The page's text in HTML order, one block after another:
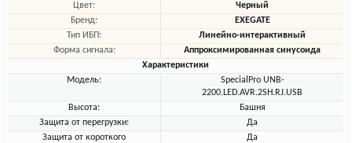
Цвет:
Черный
Бренд:
EXEGATE
Тип ИБП:
Линейно-интерактивный
Форма сигнала:
Аппроксимированная синусоида
Характеристики
Модель:
SpecialPro UNB-
2200.LED.AVR.2SH.RJ.USB
Высота:
Башня
Защита от перегрузки:
Да
Защита от короткого
Да